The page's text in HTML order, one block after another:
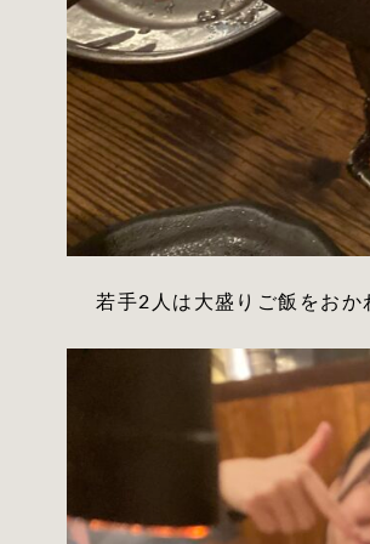
若手2人は大盛りご飯をお